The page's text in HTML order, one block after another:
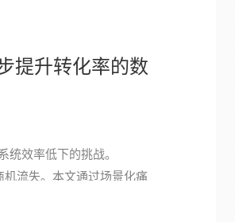
提升转化率的数
效率低下的挑战。
流失。本文通过场景化痛